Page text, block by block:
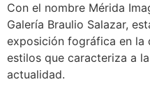
Con el nombre Mérida
Galería Braulio Salazar,
exposición fográfica en la
estilos que caracteriza a
actualidad.